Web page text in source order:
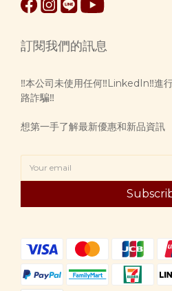
訂閱我們的訊息
‼️本公司未使用任何‼️LinkedIn‼️進
路詐騙‼️
想第一手了解最新優惠和新品資訊